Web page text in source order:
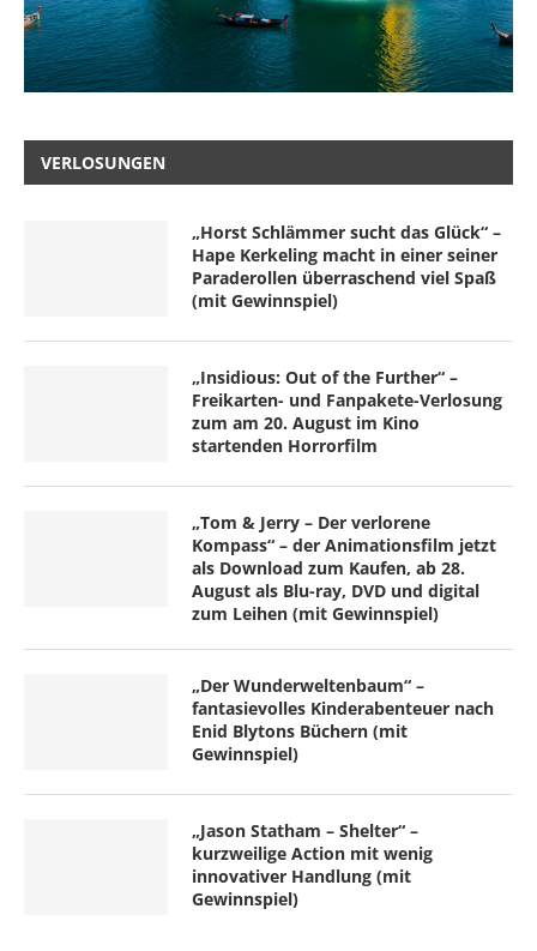
VERLOSUNGEN
„Horst Schlämmer sucht das Glück“ –
Hape Kerkeling macht in einer seiner
Paraderollen überraschend viel Spaß
(mit Gewinnspiel)
„Insidious: Out of the Further“ –
Freikarten- und Fanpakete-Verlosung
zum am 20. August im Kino
startenden Horrorfilm
„Tom & Jerry – Der verlorene
Kompass“ – der Animationsfilm jetzt
als Download zum Kaufen, ab 28.
August als Blu-ray, DVD und digital
zum Leihen (mit Gewinnspiel)
„Der Wunderweltenbaum“ –
fantasievolles Kinderabenteuer nach
Enid Blytons Büchern (mit
Gewinnspiel)
„Jason Statham – Shelter“ –
kurzweilige Action mit wenig
innovativer Handlung (mit
Gewinnspiel)